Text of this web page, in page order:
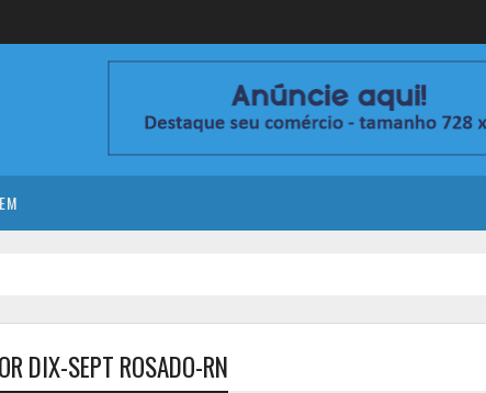
DIX-SEPT ROSADO-RN